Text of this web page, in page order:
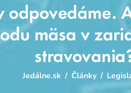
odpovedáme.
mäsa v
Jedálne.sk / Články /